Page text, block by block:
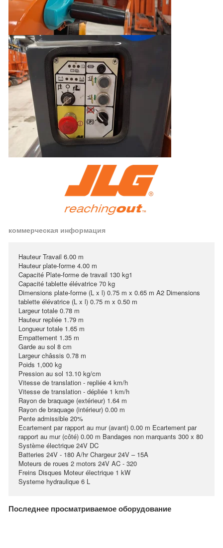
коммерческая информация
Hauteur Travail 6.00 m
Hauteur plate-forme 4.00 m
Capacité Plate-forme de travail 130 kg1
Capacité tablette élévatrice 70 kg
Dimensions plate-forme (L x l) 0.75 m x 0.65 m A2 Dimensions
tablette élévatrice (L x l) 0.75 m x 0.50 m
Largeur totale 0.78 m
Hauteur repliée 1.79 m
Longueur totale 1.65 m
Empattement 1.35 m
Garde au sol 8 cm
Largeur châssis 0.78 m
Poids 1,000 kg
Pression au sol 13.10 kg/cm
Vitesse de translation - repliée 4 km/h
Vitesse de translation - dépliée 1 km/h
Rayon de braquage (extérieur) 1.64 m
Rayon de braquage (intérieur) 0.00 m
Pente admissible 20%
Ecartement par rapport au mur (avant) 0.00 m Ecartement par
rapport au mur (côté) 0.00 m Bandages non marquants 300 x 80
Système électrique 24V DC
Batteries 24V - 180 A/hr Chargeur 24V – 15A
Moteurs de roues 2 motors 24V AC - 320
Freins Disques Moteur électrique 1 kW
Systeme hydraulique 6 L
Последнее просматриваемое оборудование